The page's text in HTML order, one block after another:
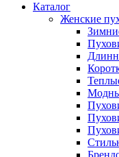
Каталог
Женские